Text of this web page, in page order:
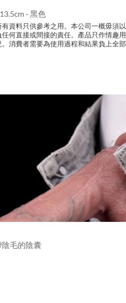
- 黑色
資料只供參考之用。本公司一概毋須
何直接或間接的責任。產品只作情趣
消費者需要為使用過程和結果負上全
何直接或間接的失誤負責，包括但不
陰毛的陰囊